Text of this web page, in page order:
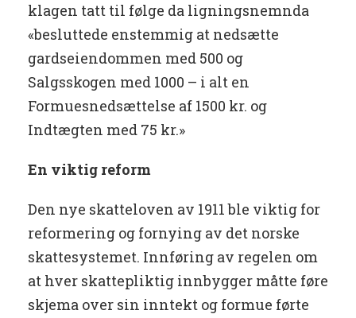
klagen tatt til følge da ligningsnemnda
«besluttede enstemmig at nedsætte
gardseiendommen med 500 og
Salgsskogen med 1000 – i alt en
Formuesnedsættelse af 1500 kr. og
Indtægten med 75 kr.»
En viktig reform
Den nye skatteloven av 1911 ble viktig for
reformering og fornying av det norske
skattesystemet. Innføring av regelen om
at hver skattepliktig innbygger måtte føre
skjema over sin inntekt og formue førte